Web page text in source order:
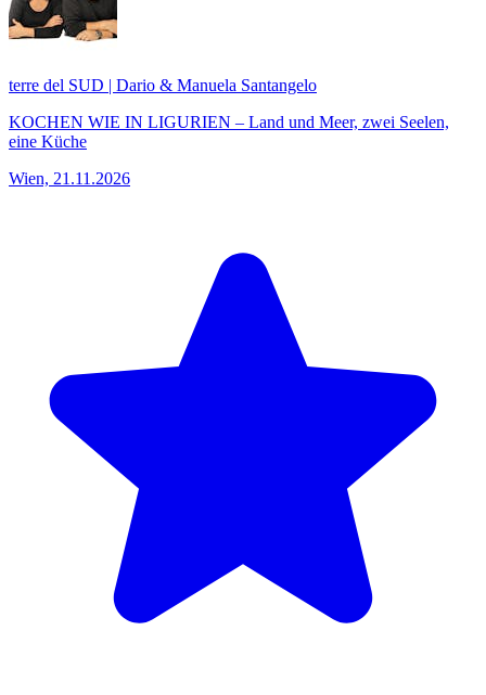
terre del SUD | Dario & Manuela Santangelo
KOCHEN WIE IN LIGURIEN – Land und Meer, zwei Seelen,
eine Küche
Wien, 21.11.2026